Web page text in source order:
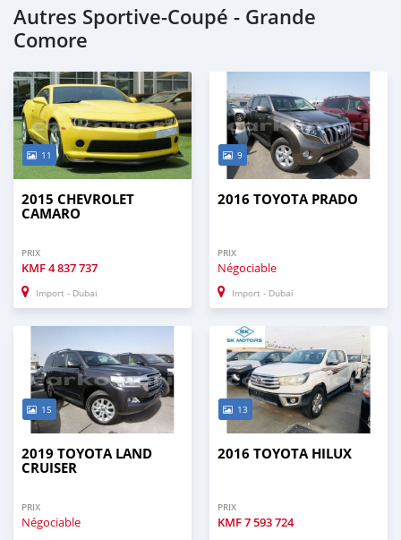
Autres Sportive‒Coupé - Grande
Comore
11
2015 CHEVROLET
CAMARO
PRIX
KMF4 837 737
Import - Dubai
9
2016 TOYOTA PRADO
PRIX
Négociable
Import - Dubai
15
2019 TOYOTA LAND
CRUISER
PRIX
Négociable
13
2016 TOYOTA HILUX
PRIX
KMF7 593 724